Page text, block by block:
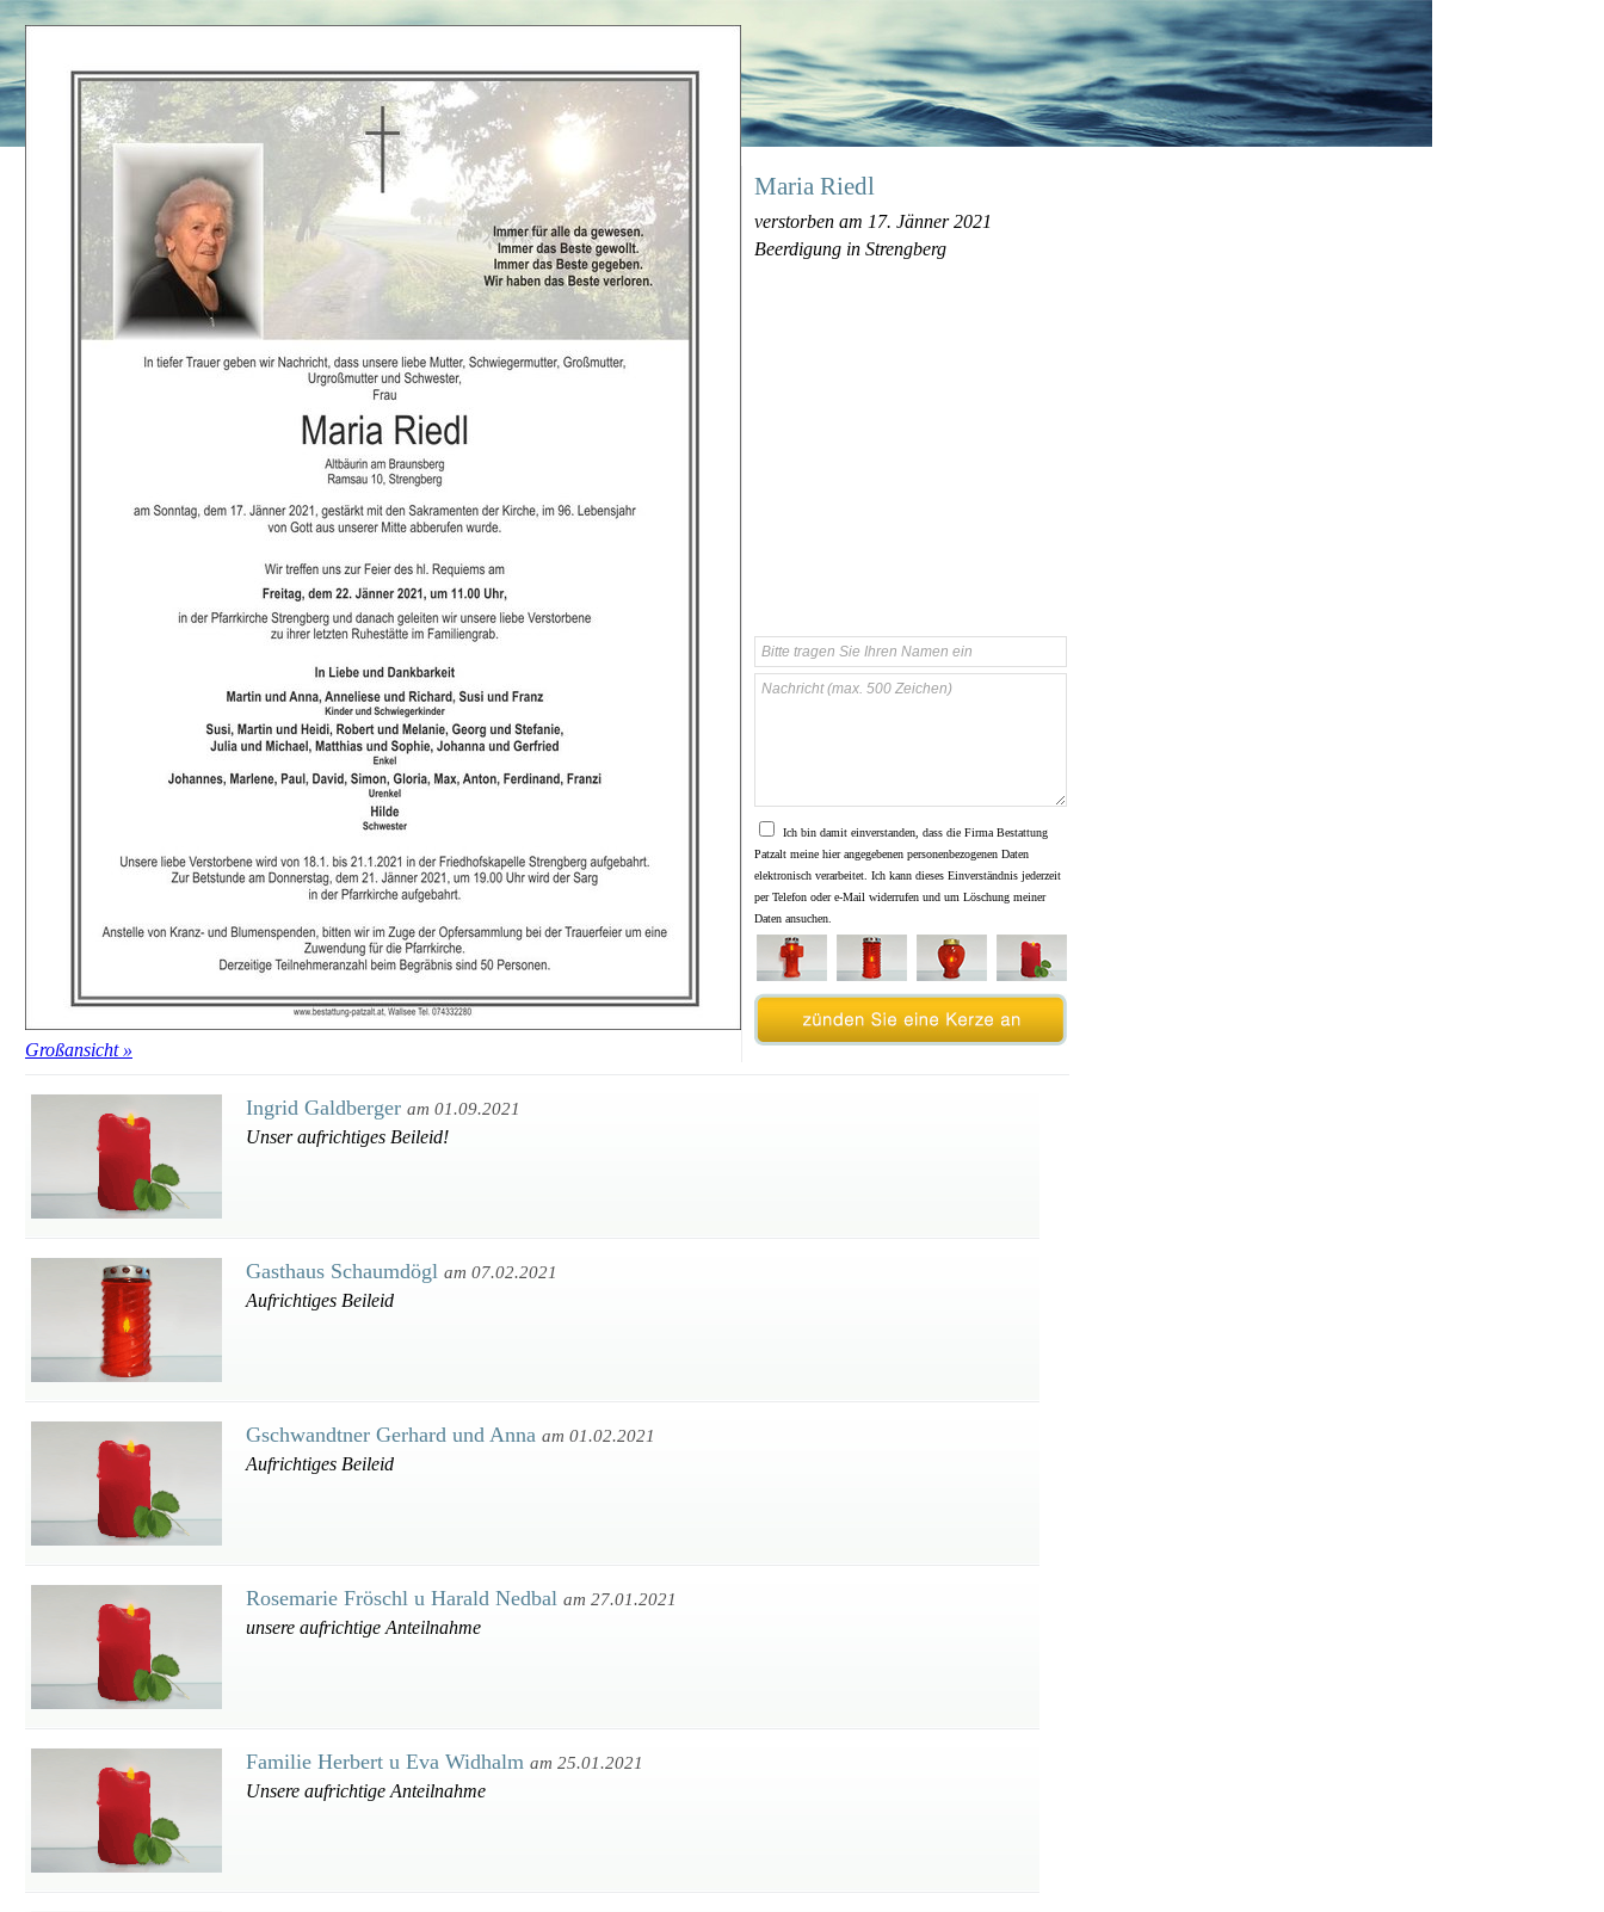
Großansicht »
Maria Riedl
verstorben am 17. Jänner 2021
Beerdigung in Strengberg
Ich bin damit einverstanden, dass die Firma Bestattung
Patzalt meine hier angegebenen personenbezogenen Daten
elektronisch verarbeitet. Ich kann dieses Einverständnis jederzeit
per Telefon oder e-Mail widerrufen und um Löschung meiner
Daten ansuchen.
Ingrid Galdberger am 01.09.2021
Unser aufrichtiges Beileid!
Gasthaus Schaumdögl am 07.02.2021
Aufrichtiges Beileid
Gschwandtner Gerhard und Anna am 01.02.2021
Aufrichtiges Beileid
Rosemarie Fröschl u Harald Nedbal am 27.01.2021
unsere aufrichtige Anteilnahme
Familie Herbert u Eva Widhalm am 25.01.2021
Unsere aufrichtige Anteilnahme